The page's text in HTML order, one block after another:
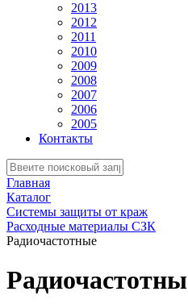
2013
2012
2011
2010
2009
2008
2007
2006
2005
Контакты
Главная
Каталог
Системы защиты от краж
Расходные материалы СЗК
Радиочастотные